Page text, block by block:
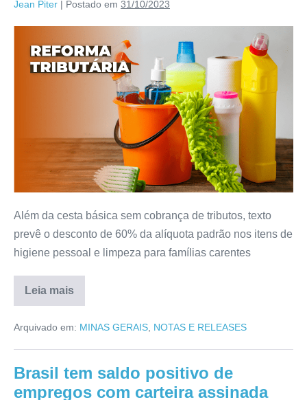
Jean Piter | Postado em 31/10/2023
Além da cesta básica sem cobrança de tributos, texto
prevê o desconto de 60% da alíquota padrão nos itens de
higiene pessoal e limpeza para famílias carentes
Leia mais
Arquivado em: MINAS GERAIS, NOTAS E RELEASES
Brasil tem saldo positivo de
empregos com carteira assinada